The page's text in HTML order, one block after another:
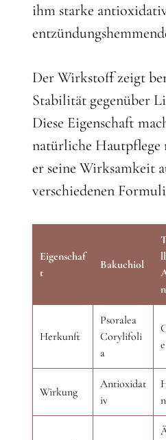
ihm starke
Der Wirkstoff zeigt
Stabilität gegenüber
Diese Eigenschaft
natürliche
er seine Wirksamkeit
verschiedenen
Eigenschaf
t
Bakuchiol
Herkunft
Psoralea
Corylifoli
a
Wirkung
Antioxidat
iv